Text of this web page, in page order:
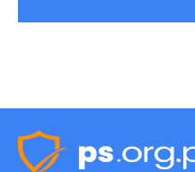
Pruszcz Gdański